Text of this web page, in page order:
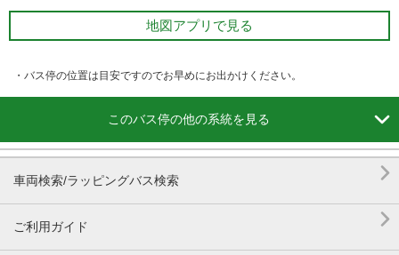
地図アプリで見る
・バス停の位置は目安ですのでお早めにお出かけください。
このバス停の他の系統を見る 
車両検索/ラッピングバス検索 
ご利用ガイド
